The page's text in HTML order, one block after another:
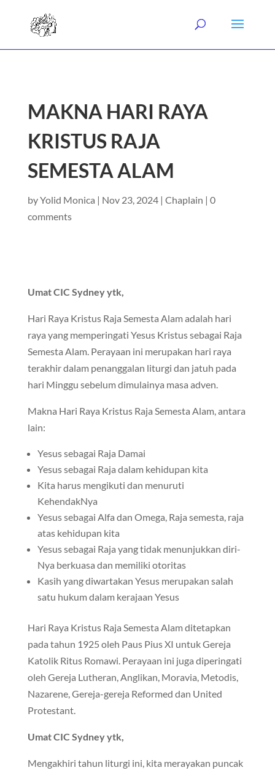
MAKNA HARI RAYA
KRISTUS RAJA
SEMESTA ALAM
byYolid Monica | Nov 23, 2024| Chaplain | 0
comments
Umat CIC Sydney ytk,
Hari Raya Kristus Raja Semesta Alam adalah hari
raya yang memperingati Yesus Kristus sebagai Raja
Semesta Alam. Perayaan ini merupakan hari raya
terakhir dalam penanggalan liturgi dan jatuh pada
hari Minggu sebelum dimulainya masa adven.
Makna Hari Raya Kristus Raja Semesta Alam, antara
lain:
Yesus sebagai Raja Damai
Yesus sebagai Raja dalam kehidupan kita
Kita harus mengikuti dan menuruti
KehendakNya
Yesus sebagai Alfa dan Omega, Raja semesta, raja
atas kehidupan kita
Yesus sebagai Raja yang tidak menunjukkan diri-
Nya berkuasa dan memiliki otoritas
Kasih yang diwartakan Yesus merupakan salah
satu hukum dalam kerajaan Yesus
Hari Raya Kristus Raja Semesta Alam ditetapkan
pada tahun 1925 oleh Paus Pius XI untuk Gereja
Katolik Ritus Romawi. Perayaan ini juga diperingati
oleh Gereja Lutheran, Anglikan, Moravia, Metodis,
Nazarene, Gereja-gereja Reformed dan United
Protestant.
Umat CIC Sydney ytk,
Mengakhiri tahun liturgi ini, kita merayakan puncak